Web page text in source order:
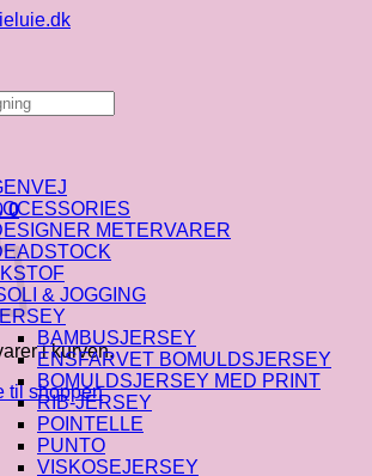
0
i kurven.
til shoppen
METERVARER
& JOGGING
BAMBUSJERSEY
ENSFARVET BOMULDSJERSEY
BOMULDSJERSEY MED PRINT
RIB-JERSEY
POINTELLE
PUNTO
VISKOSEJERSEY